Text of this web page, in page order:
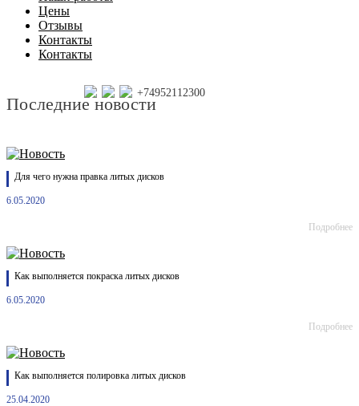
Цены
Отзывы
Контакты
Контакты
+74952112300
Последние новости
Для чего нужна правка литых дисков
6.05.2020
Подробнее
Как выполняется покраска литых дисков
6.05.2020
Подробнее
Как выполняется полировка литых дисков
25.04.2020